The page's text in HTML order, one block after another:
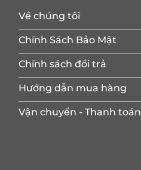
Về chúng tôi
Chính Sách Bảo Mật
Chính sách đổi trả
Hướng dẫn mua hàng
Vận chuyển - Thanh toán